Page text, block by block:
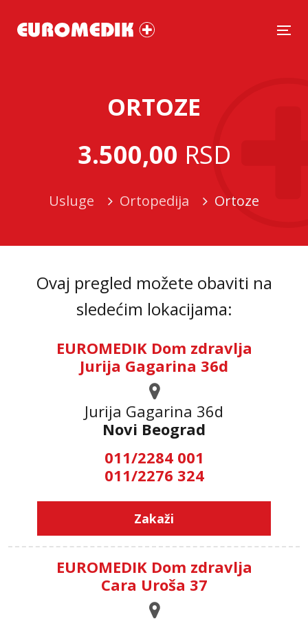
ORTOZE
3.500,00 RSD
Usluge Ortopedija Ortoze
Ovaj pregled možete obaviti na
sledećim lokacijama:
EUROMEDIK Dom zdravlja
Jurija Gagarina 36d
Jurija Gagarina 36d
Novi Beograd
011/2284 001
011/2276 324
Zakaži
EUROMEDIK Dom zdravlja
Cara Uroša 37